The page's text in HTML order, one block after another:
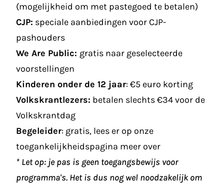
(mogelijkheid om met pastegoed te betalen)
CJP: speciale aanbiedingen voor CJP-
pashouders
We Are Public: gratis naar geselecteerde
voorstellingen
Kinderen onder de 12 jaar: €5 euro korting
Volkskrantlezers: betalen slechts €34 voor de
Volkskrantdag
Begeleider: gratis, lees er op onze
toegankelijkheidspagina meer over
* Let op: je pas is geen toegangsbewijs voor
programma's. Het is dus nog wel noodzakelijk om